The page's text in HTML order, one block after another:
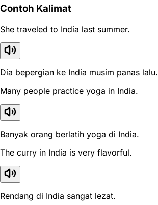
Contoh Kalimat
She traveled to India last summer.
Dia bepergian ke India musim panas lalu.
Many people practice yoga in India.
Banyak orang berlatih yoga di India.
The curry in India is very flavorful.
Rendang di India sangat lezat.